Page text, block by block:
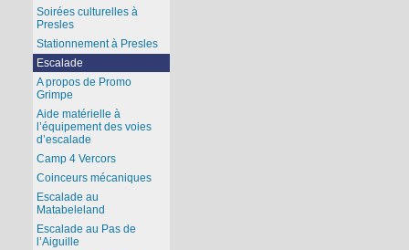
Soirées culturelles à
Presles
Stationnement à Presles
Escalade
A propos de Promo
Grimpe
Aide matérielle à
l’équipement des voies
d’escalade
Camp 4 Vercors
Coinceurs mécaniques
Escalade au
Matabeleland
Escalade au Pas de
l’Aiguille